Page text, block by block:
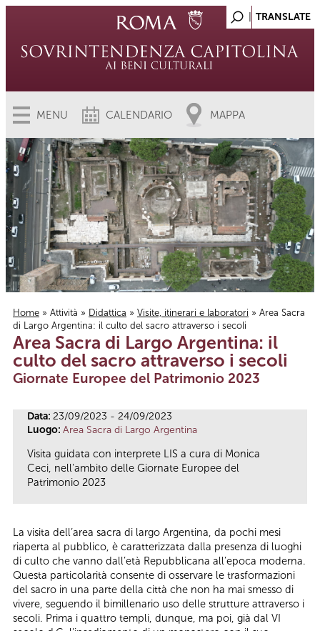
MENU CALENDARIO MAPPA
Tu sei qui
Home » Attività » Didattica » Visite, itinerari e laboratori » Area Sacra
di Largo Argentina: il culto del sacro attraverso i secoli
Area Sacra di Largo Argentina: il
culto del sacro attraverso i secoli
Giornate Europee del Patrimonio 2023
Data: 23/09/2023 - 24/09/2023
Luogo: Area Sacra di Largo Argentina
Visita guidata con interprete LIS a cura di Monica
Ceci, nell'ambito delle Giornate Europee del
Patrimonio 2023
La visita dell’area sacra di largo Argentina, da pochi mesi
riaperta al pubblico, è caratterizzata dalla presenza di luoghi
di culto che vanno dall’età Repubblicana all’epoca moderna.
Questa particolarità consente di osservare le trasformazioni
del sacro in una parte della città che non ha mai smesso di
vivere, seguendo il bimillenario uso delle strutture attraverso i
secoli. Prima i quattro templi, dunque, ma poi, già dal VI